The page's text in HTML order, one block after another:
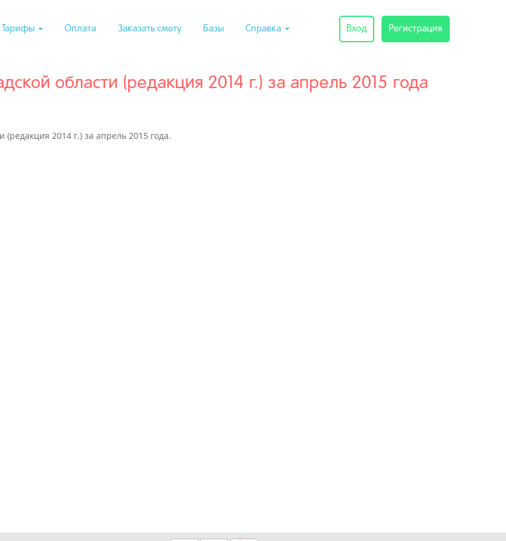
Тарифы Оплата Заказать смету Базы Справка Вход Регистрация
области (редакция 2014 г.) за апрель 2015 года
2014 г.) за апрель 2015 года.